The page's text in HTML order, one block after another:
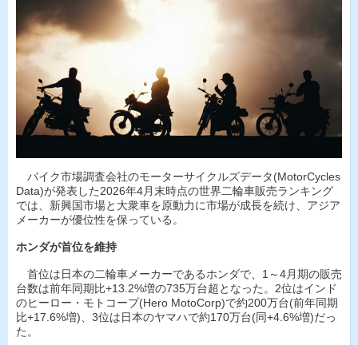
バイク市場調査会社のモーターサイクルズデータ(MotorCycles
Data)が発表した2026年4月末時点の世界二輪車販売ランキング
では、新興国市場と大衆車を原動力に市場が成長を続け、アジア
メーカーが優位性を保っている。
ホンダが首位を維持
首位は日本の二輪車メーカーであるホンダで、1～4月期の販売
台数は前年同期比+13.2%増の735万台超となった。2位はインド
のヒーロー・モトコープ(Hero MotoCorp)で約200万台(前年同期
比+17.6%増)、3位は日本のヤマハで約170万台(同+4.6%増)だっ
た。